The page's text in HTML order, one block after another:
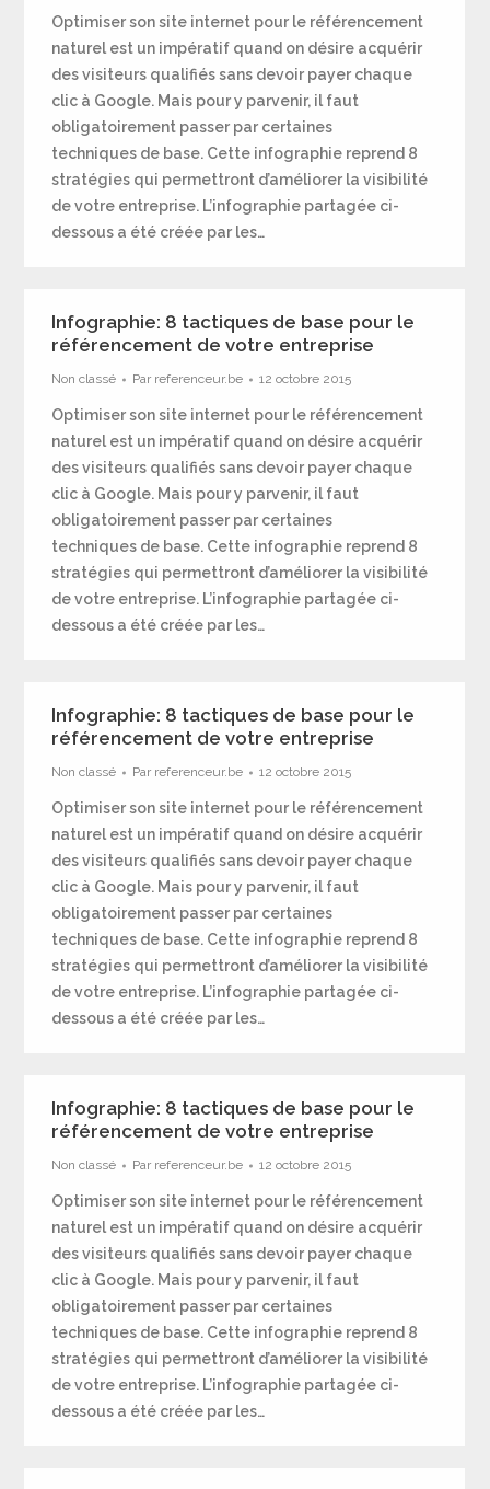
Optimiser son site internet pour le référencement
naturel est un impératif quand on désire acquérir
des visiteurs qualifiés sans devoir payer chaque
clic à Google. Mais pour y parvenir, il faut
obligatoirement passer par certaines
techniques de base. Cette infographie reprend 8
stratégies qui permettront d’améliorer la visibilité
de votre entreprise. L’infographie partagée ci-
dessous a été créée par les…
Infographie: 8 tactiques de base pour le
référencement de votre entreprise
Non classé Par referenceur.be 12 octobre 2015
Optimiser son site internet pour le référencement
naturel est un impératif quand on désire acquérir
des visiteurs qualifiés sans devoir payer chaque
clic à Google. Mais pour y parvenir, il faut
obligatoirement passer par certaines
techniques de base. Cette infographie reprend 8
stratégies qui permettront d’améliorer la visibilité
de votre entreprise. L’infographie partagée ci-
dessous a été créée par les…
Infographie: 8 tactiques de base pour le
référencement de votre entreprise
Non classé Par referenceur.be 12 octobre 2015
Optimiser son site internet pour le référencement
naturel est un impératif quand on désire acquérir
des visiteurs qualifiés sans devoir payer chaque
clic à Google. Mais pour y parvenir, il faut
obligatoirement passer par certaines
techniques de base. Cette infographie reprend 8
stratégies qui permettront d’améliorer la visibilité
de votre entreprise. L’infographie partagée ci-
dessous a été créée par les…
Infographie: 8 tactiques de base pour le
référencement de votre entreprise
Non classé Par referenceur.be 12 octobre 2015
Optimiser son site internet pour le référencement
naturel est un impératif quand on désire acquérir
des visiteurs qualifiés sans devoir payer chaque
clic à Google. Mais pour y parvenir, il faut
obligatoirement passer par certaines
techniques de base. Cette infographie reprend 8
stratégies qui permettront d’améliorer la visibilité
de votre entreprise. L’infographie partagée ci-
dessous a été créée par les…